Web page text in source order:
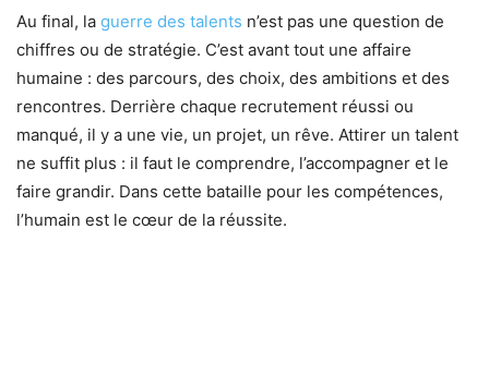
Au final, la guerre des talents n’est pas une question de
chiffres ou de stratégie. C’est avant tout une affaire
humaine : des parcours, des choix, des ambitions et des
rencontres. Derrière chaque recrutement réussi ou
manqué, il y a une vie, un projet, un rêve. Attirer un talent
ne suffit plus : il faut le comprendre, l’accompagner et le
faire grandir. Dans cette bataille pour les compétences,
l’humain est le cœur de la réussite.